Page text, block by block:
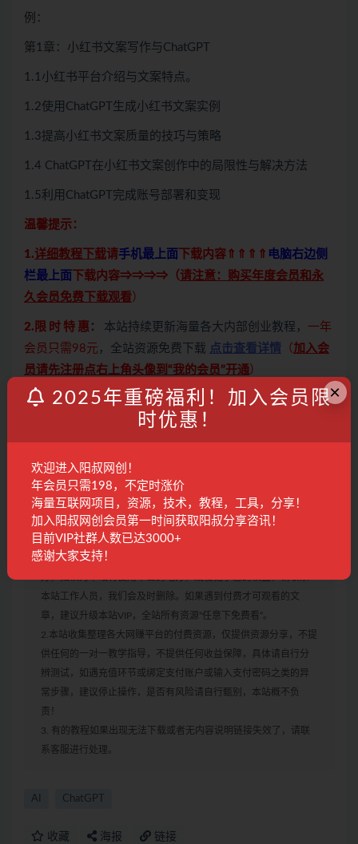
例：
第1章：小红书文案写作与ChatGPT
1.1小红书平台介绍与文案特点。
1.2使用ChatGPT生成小红书文案实例
1.3提高小红书文案质量的技巧与策略
1.4 ChatGPT在小红书文案创作中的局限性与解决方法
1.5利用ChatGPT完成账号部署和变现
温馨提示：
1.详细教程下载请手机最上面 下载内容⇑⇑⇑⇑ 电脑右边侧
栏最上面
下载内容⇒⇒⇒⇒（请注意：购买年度会员和永
久会员免费下载观看）
2.限 时 特 惠 ： 本站持续更新海量各大内部创业教程， 一年
会员只需98元 ，全站资源免费下载 点击查看详情 （ 加入会
员请先注册点右上角头像到“我的会员”开通）
3.本平台仅做项目分享，项目不提供一对一指导，如果不会
操作，网盘内均配备详细视频操作教程，请仔细查看网盘
内教程自行研究，小白接受不了的请勿下单！
4.所有项目都是收集得来，如果有不合适自己的，萝卜青菜
各有所爱，注意自己甄选，避免踩坑，谢谢！
郑重声明：1.本站所分享资料部分来自互联网公开渠道获取，仅
供会员学习交流使用，请于24小时内删除，尊重原作者及出版
本站工作人员，我们会及时删除。如果遇到付费才可观看的文
章，建议升级本站VIP，全站所有资源“任意下免费看”。
2.本站收集整理各大网赚平台的付费资源，仅提供资源分享，不提
供任何的一对一教学指导，不提供任何收益保障，具体请自行分
辨测试，如遇充值环节或绑定支付账户或输入支付密码之类的异
常步骤，建议停止操作，是否有风险请自行甄别，本站概不负
责！
3. 有的教程如果出现无法下载或者无内容说明链接失效了，请联
系客服进行处理。
AI ChatGPT
收藏 海报 链接
×
2025年重磅福利！加入会员限
时优惠！
欢迎进入阳叔网创！
年会员只需198，不定时涨价
海量互联网项目，资源，技术，教程，工具，分享！
加入阳叔网创会员第一时间获取阳叔分享咨讯！
目前VIP社群人数已达3000+
感谢大家支持！